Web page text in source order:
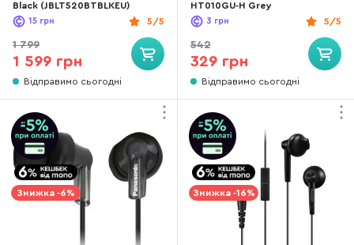
Black (JBLT520BTBLKEU)
5/5
15 грн
1 799
1 599 грн
Відправимо сьогодні
HT010GU-H Grey
5/5
3 грн
542
329 грн
Відправимо сьогодні
Знижка -6% Знижка -16%